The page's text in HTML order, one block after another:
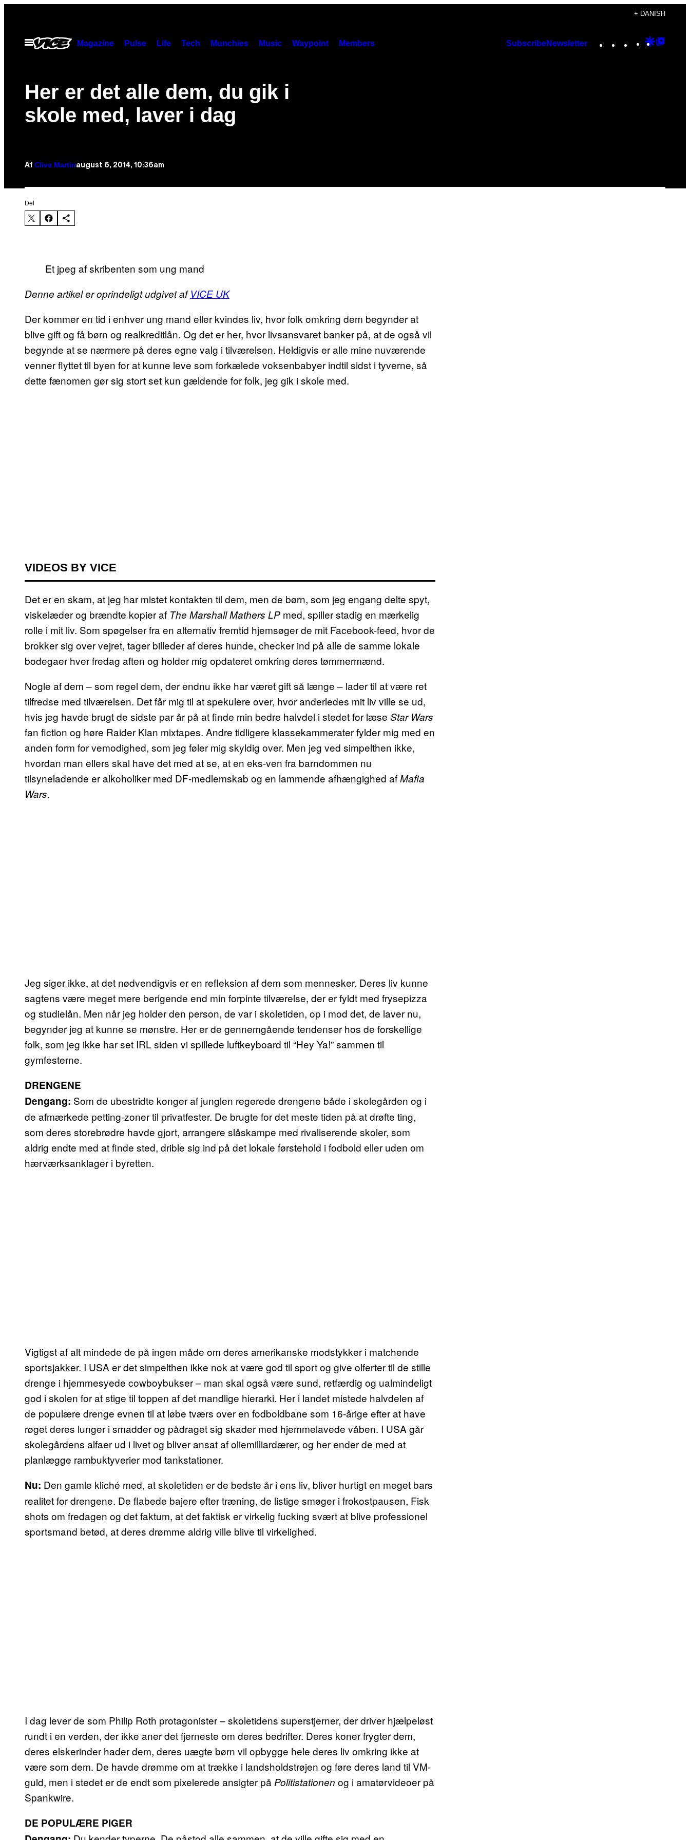
indhold
+ DANISH
Åbn
Menu
Magazine Pulse Life Tech Munchies Music Waypoint Members SubscribeNewsletter Instagram
TikTok
YouTube
Google
​Her er det alle dem, du gik i
skole med, laver i dag
Af Clive Martinaugust 6, 2014, 10:36am
Del
Et jpeg af skribenten som ung mand
Denne artikel er oprindeligt udgivet afVICE UK
Der kommer en tid i enhver ung mand eller kvindes liv, hvor folk omkring dem begynder at
blive gift og få børn og realkreditlån. Og det er her, hvor livsansvaret banker på, at de også vil
begynde at se nærmere på deres egne valg i tilværelsen. Heldigvis er alle mine nuværende
venner flyttet til byen for at kunne leve som forkælede voksenbabyer indtil sidst i tyverne, så
dette fænomen gør sig stort set kun gældende for folk, jeg gik i skole med.
VIDEOS BY VICE
Det er en skam, at jeg har mistet kontakten til dem, men de børn, som jeg engang delte spyt,
viskelæder og brændte kopier af The Marshall Mathers LP med, spiller stadig en mærkelig
rolle i mit liv. Som spøgelser fra en alternativ fremtid hjemsøger de mit Facebook-feed, hvor de
brokker sig over vejret, tager billeder af deres hunde, checker ind på alle de samme lokale
bodegaer hver fredag aften og holder mig opdateret omkring deres tømmermænd.
Nogle af dem – som regel dem, der endnu ikke har været gift så længe – lader til at være ret
tilfredse med tilværelsen. Det får mig til at spekulere over, hvor anderledes mit liv ville se ud,
hvis jeg havde brugt de sidste par år på at finde min bedre halvdel i stedet for læse Star Wars
fan fiction og høre Raider Klan mixtapes. Andre tidligere klassekammerater fylder mig med en
anden form for vemodighed, som jeg føler mig skyldig over. Men jeg ved simpelthen ikke,
hvordan man ellers skal have det med at se, at en eks-ven fra barndommen nu
tilsyneladende er alkoholiker med DF-medlemskab og en lammende afhængighed afMafia
Wars.
Jeg siger ikke, at det nødvendigvis er en refleksion af dem som mennesker. Deres liv kunne
sagtens være meget mere berigende end min forpinte tilværelse, der er fyldt med frysepizza
og studielån. Men når jeg holder den person, de var i skoletiden, op i mod det, de laver nu,
begynder jeg at kunne se mønstre. Her er de gennemgående tendenser hos de forskellige
folk, som jeg ikke har set IRL siden vi spillede luftkeyboard til “Hey Ya!” sammen til
gymfesterne.
DRENGENE
Dengang: Som de ubestridte konger af junglen regerede drengene både i skolegården og i
de afmærkede petting-zoner til privatfester. De brugte for det meste tiden på at drøfte ting,
som deres storebrødre havde gjort, arrangere slåskampe med rivaliserende skoler, som
aldrig endte med at finde sted, drible sig ind på det lokale førstehold i fodbold eller uden om
hærværksanklager i byretten.
Vigtigst af alt mindede de på ingen måde om deres amerikanske modstykker i matchende
sportsjakker. I USA er det simpelthen ikke nok at være god til sport og give olferter til de stille
drenge i hjemmesyede cowboybukser – man skal også være sund, retfærdig og ualmindeligt
god i skolen for at stige til toppen af det mandlige hierarki. Her i landet mistede halvdelen af
de populære drenge evnen til at løbe tværs over en fodboldbane som 16-årige efter at have
røget deres lunger i smadder og pådraget sig skader med hjemmelavede våben. I USA går
skolegårdens alfaer ud i livet og bliver ansat af oliemilliardærer, og her ender de med at
planlægge rambuktyverier mod tankstationer.
Nu: Den gamle kliché med, at skoletiden er de bedste år i ens liv, bliver hurtigt en meget bars
realitet for drengene. De flabede bajere efter træning, de listige smøger i frokostpausen, Fisk
shots om fredagen og det faktum, at det faktisk er virkelig fucking svært at blive professionel
sportsmand betød, at deres drømme aldrig ville blive til virkelighed.
I dag lever de som Philip Roth protagonister – skoletidens superstjerner, der driver hjælpeløst
rundt i en verden, der ikke aner det fjerneste om deres bedrifter. Deres koner frygter dem,
deres elskerinder hader dem, deres uægte børn vil opbygge hele deres liv omkring ikke at
være som dem. De havde drømme om at trække i landsholdstrøjen og føre deres land til VM-
guld, men i stedet er de endt som pixelerede ansigter på Politistationen og i amatørvideoer på
Spankwire.
DE POPULÆRE PIGER